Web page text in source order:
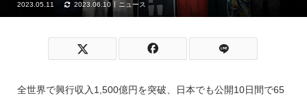
2023.05.11 2023.06.10 ニュース
全世界で興行収入1,500億円を突破、日本でも公開10日間で65